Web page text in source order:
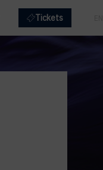
Tickets